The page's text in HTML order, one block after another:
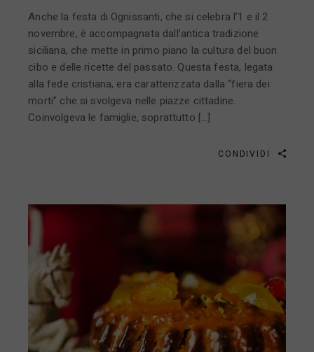
Anche la festa di Ognissanti, che si celebra l’1 e il 2
novembre, è accompagnata dall’antica tradizione
siciliana, che mette in primo piano la cultura del buon
cibo e delle ricette del passato. Questa festa, legata
alla fede cristiana, era caratterizzata dalla “fiera dei
morti” che si svolgeva nelle piazze cittadine.
Coinvolgeva le famiglie, soprattutto […]
CONDIVIDI